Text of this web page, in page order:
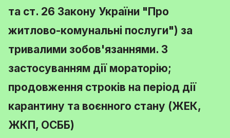
та ст. 26 Закону України "Про
житлово-комунальні послуги") за
тривалими зобов'язаннями. З
застосуванням дії мораторію;
продовження строків на період дії
карантину та воєнного стану (ЖЕК,
ЖКП, ОСББ)